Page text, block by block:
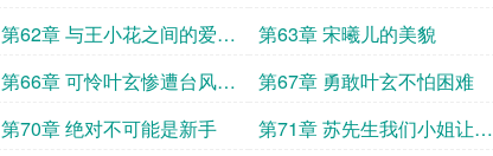
吗
第62章 与王小花之间的爱恨
纠缠
第63章 宋曦儿的美貌
第66章 可怜叶玄惨遭台风伏
击
第67章 勇敢叶玄不怕困难
第70章 绝对不可能是新手
第71章 苏先生我们小姐让我